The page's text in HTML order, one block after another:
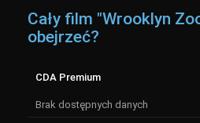
Cały film "Wrooklyn
obejrzeć?
CDA Premium
Brak dostępnych danych